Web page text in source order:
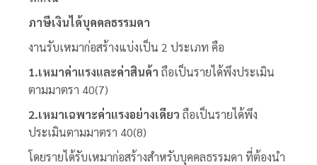
ภาษีเงินได้บุคคลธรรมดา
งานรับเหมาก่อสร้างแบ่งเป็น 2 ประเภท คือ
1.เหมาค่าแรงและค่าสินค้า ถือเป็นรายได้พึงประเมิน
ตามมาตรา 40(7)
2.เหมาเฉพาะค่าแรงอย่างเดียว ถือเป็นรายได้พึง
ประเมินตามมาตรา 40(8)
โดยรายได้รับเหมาก่อสร้างสำหรับบุคคลธรรมดา ที่ต้องนำ